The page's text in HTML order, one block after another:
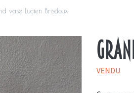
vase Lucien Brisdoux
VENDU